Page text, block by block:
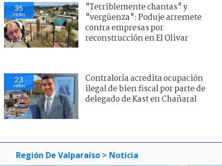
35
visitas
"Terriblemente chantas" y
"vergüenza": Poduje arremete
contra empresas por
reconstrucción en El Olivar
23
visitas
Contraloría acredita ocupación
ilegal de bien fiscal por parte de
delegado de Kast en Chañaral
Región De Valparaíso > Noticia